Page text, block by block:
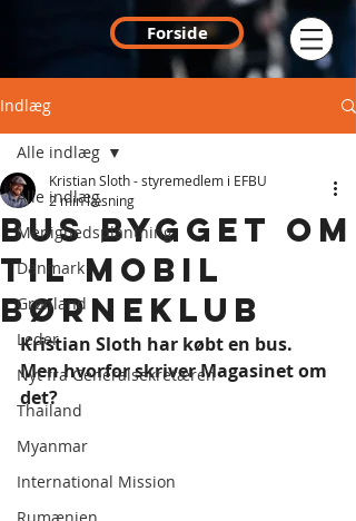
Forside
Indlæg
Alle indlæg
Menighedsplantning
Danmark
Grønland
Leder
Nyt fra Generalsekretæren
Thailand
Myanmar
International Mission
Alle indlæg
Bus bygget om
til mobil
børneklub
Kristian Sloth - styremedlem i EFBU
2 min læsning
Kristian Sloth har købt en bus.
Men hvorfor skriver Magasinet om
det?